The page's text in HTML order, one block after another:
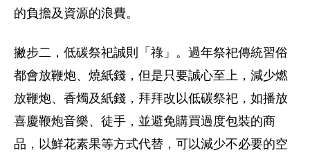
的負擔及資源的浪費。
撇步二，低碳祭祀誠則「祿」。過年祭祀傳統習俗
都會放鞭炮、燒紙錢，但是只要誠心至上，減少燃
放鞭炮、香燭及紙錢，拜拜改以低碳祭祀，如播放
喜慶鞭炮音樂、徒手，並避免購買過度包裝的商
品，以鮮花素果等方式代替，可以減少不必要的空